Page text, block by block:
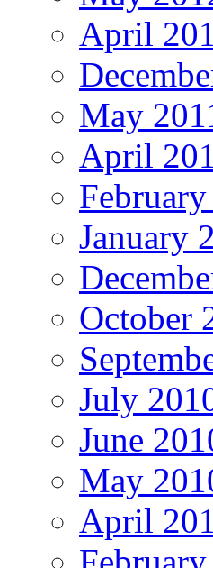
April
May
April
January
October
July
June
May
April